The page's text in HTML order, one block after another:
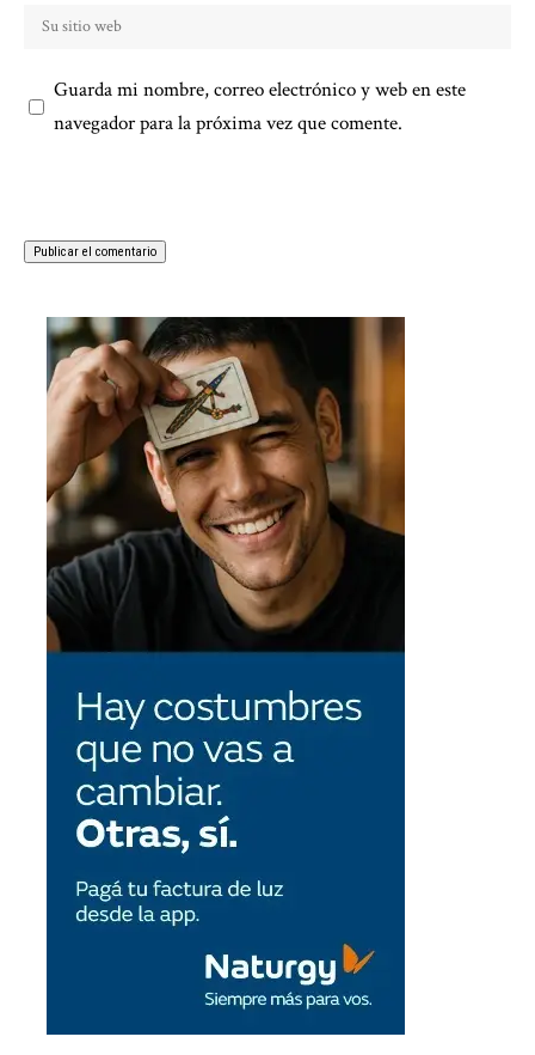
Guarda mi nombre, correo electrónico y web en este
navegador para la próxima vez que comente.